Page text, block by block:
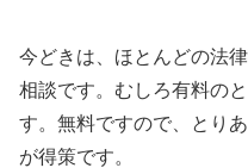
今どきは、ほとんどの法
相談です。むしろ有料の
す。無料ですので、とり
が得策です。